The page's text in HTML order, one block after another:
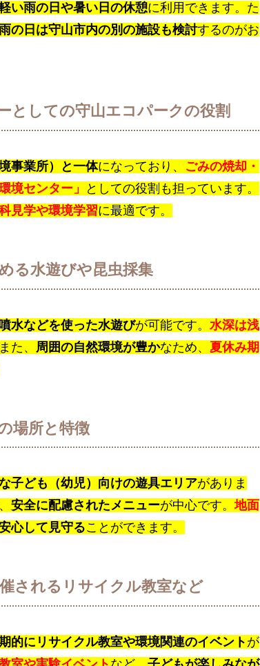
い雨の日や暑い日の休憩に利用できます。た
の日は守山市内の別の施設も検討するのがお
としての守山エコパークの役割
事業所）と一体になっており、 ごみの焼却・
境センター」
としての役割も担っています。
見学や環境学習に最適です。
る水遊びや昆虫採集
水などを使った水遊びが可能です。 水深は浅
た、 周囲の自然環境が豊かなため、 夏休み期
場所と特徴
子ども（幼児）向けの遊具エリアがありま
安全に配慮されたメニューが中心です。地面
心して見守ることができます。
されるリサイクル教室など
的にリサイクル教室や環境関連のイベント が